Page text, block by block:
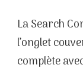
La Search
l’onglet
complète